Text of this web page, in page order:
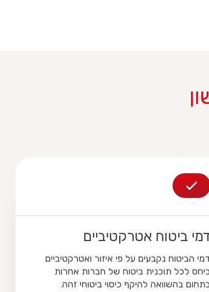
ביטוח אטרקטיביים
הביטוח נקבעים על פי איזור ואטרקטיביים
לכל תוכנית ביטוח של חברות אחרות
בהשוואה להיקף כיסוי ביטוחי זהה.